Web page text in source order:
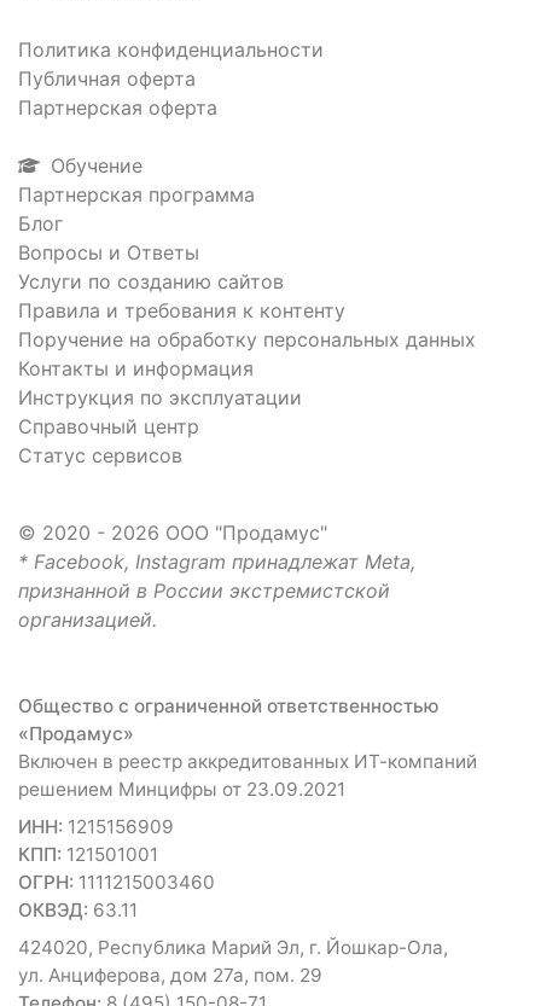
Политика конфиденциальности
Публичная оферта
Партнерская оферта
Обучение
Партнерская программа
Блог
Вопросы и Ответы
Услуги по созданию сайтов
Правила и требования к контенту
Поручение на обработку персональных данных
Контакты и информация
Инструкция по эксплуатации
Справочный центр
Статус сервисов
© 2020 - 2026 ООО "Продамус"
* Facebook, Instagram принадлежат Meta,
признанной в России экстремистской
организацией.
Общество с ограниченной ответственностью
«Продамус»
Включен в реестр аккредитованных ИТ-компаний
решением Минцифры от 23.09.2021
ИНН: 1215156909
КПП: 121501001
ОГРН: 1111215003460
ОКВЭД: 63.11
424020, Республика Марий Эл, г. Йошкар-Ола,
ул. Анциферова, дом 27а, пом. 29